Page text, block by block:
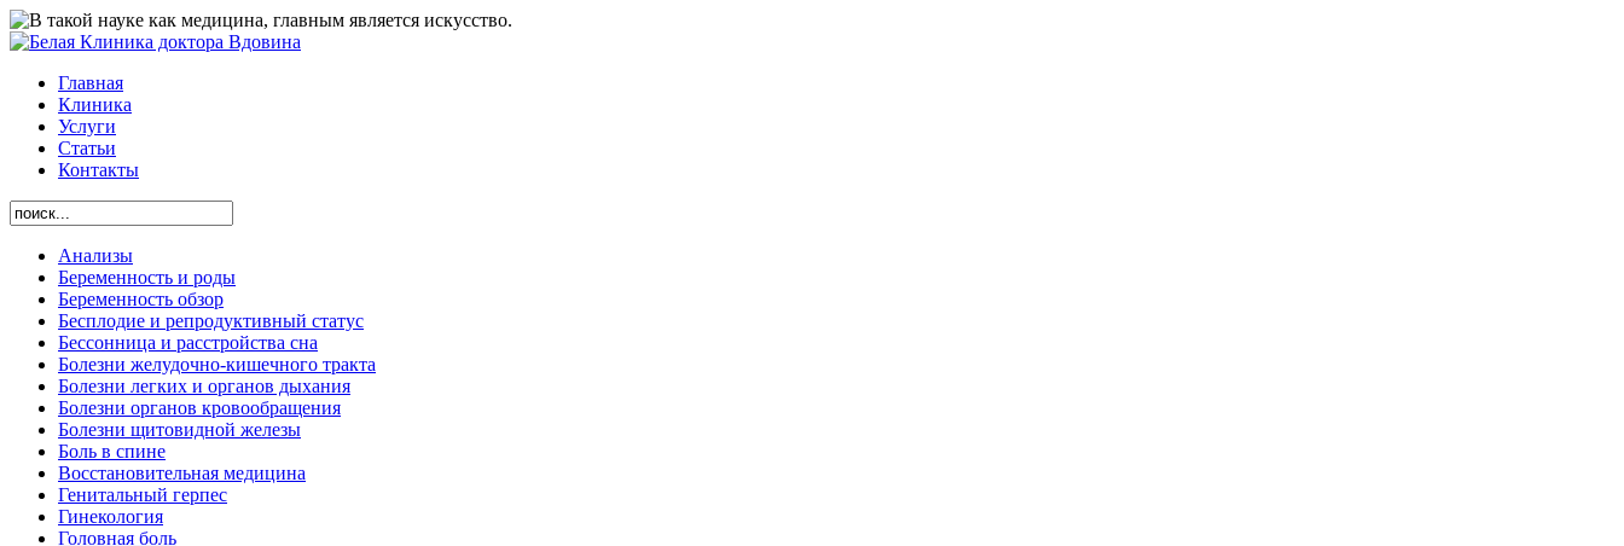
Главная
Клиника
Услуги
Статьи
Контакты
Анализы
Беременность и роды
Беременность обзор
Бесплодие и репродуктивный статус
Бессонница и расстройства сна
Болезни желудочно-кишечного тракта
Болезни легких и органов дыхания
Болезни органов кровообращения
Болезни щитовидной железы
Боль в спине
Восстановительная медицина
Генитальный герпес
Гинекология
Головная боль